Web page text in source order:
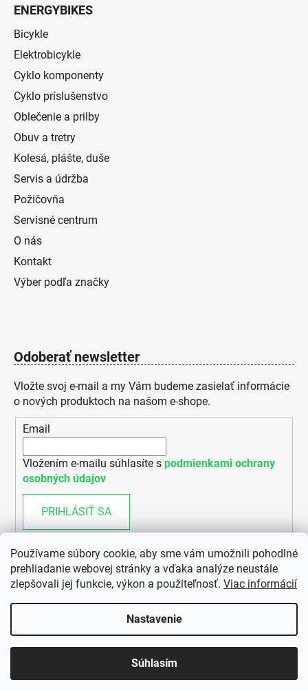
Používame súbory cookie, aby sme vám umožnili pohodlné
prehliadanie webovej stránky a vďaka analýze neustále
zlepšovali jej funkcie, výkon a použiteľnosť. Viac informácií
Nastavenie
Súhlasím
ENERGYBIKES
Bicykle
Elektrobicykle
Cyklo komponenty
Cyklo príslušenstvo
Oblečenie a prilby
Obuv a tretry
Kolesá, plášte, duše
Servis a údržba
Požičovňa
Servisné centrum
O nás
Kontakt
Výber podľa značky
Odoberať newsletter
Vložte svoj e-mail a my Vám budeme zasielať informácie
o nových produktoch na našom e-shope.
Email
Vložením e-mailu súhlasíte s podmienkami ochrany
osobných údajov
PRIHLÁSIŤ SA
Vytvoril Shoptet
ENERGYBIKES. Všetky práva vyhradené.
Upraviť nastavenie cookies